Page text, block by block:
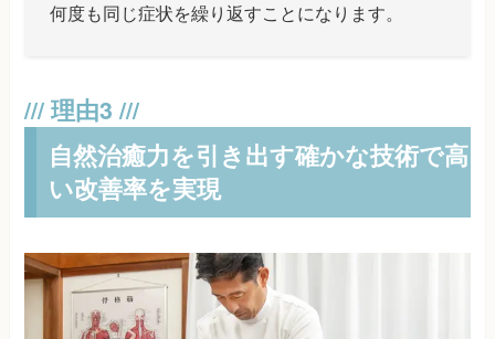
何度も同じ症状を繰り返すことになります。
自然治癒力を引き出す確かな技術で高
い改善率を実現